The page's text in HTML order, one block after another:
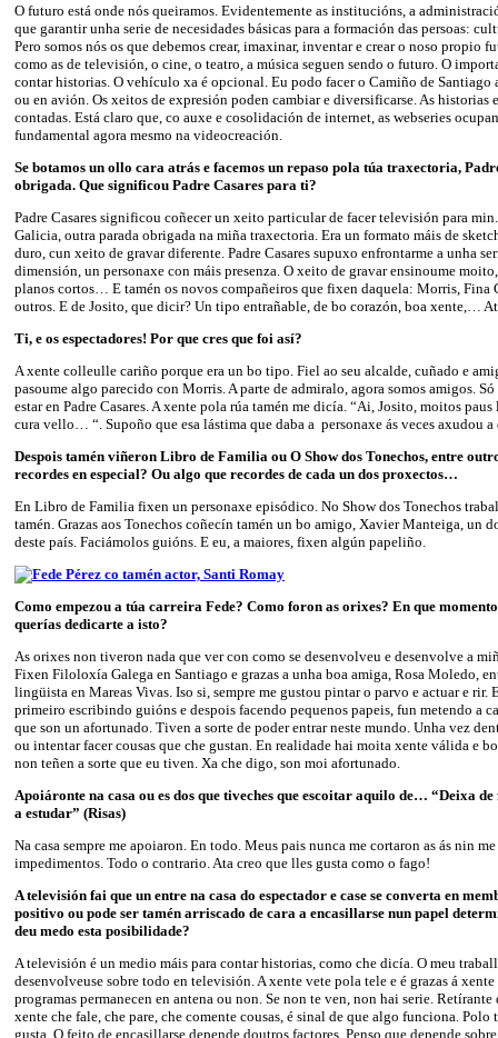
O futuro está onde nós queiramos. Evidentemente as institucións, a
que garantir unha serie de necesidades básicas para a formación das persoas:
Pero somos nós os que debemos crear, imaxinar, inventar e crear o noso propio
como as de televisión, o cine, o teatro, a música seguen sendo o futuro. O
contar historias. O vehículo xa é opcional. Eu podo facer o Camiño de Santiago
ou en avión. Os xeitos de expresión poden cambiar e diversificarse. As historias
contadas. Está claro que, co auxe e cosolidación de internet, as webseries
fundamental agora mesmo na videocreación.
Se botamos un ollo cara atrás e facemos un repaso pola túa traxectoria,
obrigada. Que significou Padre Casares para ti?
Padre Casares significou coñecer un xeito particular de facer televisión para
Galicia, outra parada obrigada na miña traxectoria. Era un formato máis de
duro, cun xeito de gravar diferente. Padre Casares supuxo enfrontarme a unha
dimensión, un personaxe con máis presenza. O xeito de gravar ensinoume
planos cortos… E tamén os novos compañeiros que fixen daquela: Morris, Fina
outros. E de Josito, que dicir? Un tipo entrañable, de bo corazón, boa xente,…
Ti, e os espectadores! Por que cres que foi así?
A xente colleulle cariño porque era un bo tipo. Fiel ao seu alcalde, cuñado e
pasoume algo parecido con Morris. A parte de admiralo, agora somos amigos.
estar en Padre Casares. A xente pola rúa tamén me dicía. “Ai, Josito, moitos
cura vello… “. Supoño que esa lástima que daba a personaxe ás veces axudou a
Despois tamén viñeron Libro de Familia ou O Show dos Tonechos, entre
recordes en especial? Ou algo que recordes de cada un dos proxectos…
En Libro de Familia fixen un personaxe episódico. No Show dos Tonechos
tamén. Grazas aos Tonechos coñecín tamén un bo amigo, Xavier Manteiga, un
deste país. Faciámolos guións. E eu, a maiores, fixen algún papeliño.
Como empezou a túa carreira Fede? Como foron as orixes? En que
querías dedicarte a isto?
As orixes non tiveron nada que ver con como se desenvolveu e desenvolve a
Fixen Filoloxía Galega en Santiago e grazas a unha boa amiga, Rosa Moledo,
lingüista en Mareas Vivas. Iso si, sempre me gustou pintar o parvo e actuar e rir.
primeiro escribindo guións e despois facendo pequenos papeis, fun metendo a
que son un afortunado. Tiven a sorte de poder entrar neste mundo. Unha vez
ou intentar facer cousas que che gustan. En realidade hai moita xente válida e
non teñen a sorte que eu tiven. Xa che digo, son moi afortunado.
Apoiáronte na casa ou es dos que tiveches que escoitar aquilo de… “Deixa
a estudar” (Risas)
Na casa sempre me apoiaron. En todo. Meus pais nunca me cortaron as ás nin
impedimentos. Todo o contrario. Ata creo que lles gusta como o fago!
A televisión fai que un entre na casa do espectador e case se converta en
positivo ou pode ser tamén arriscado de cara a encasillarse nun papel
deu medo esta posibilidade?
A televisión é un medio máis para contar historias, como che dicía. O meu
desenvolveuse sobre todo en televisión. A xente vete pola tele e é grazas á xente
programas permanecen en antena ou non. Se non te ven, non hai serie. Retírante
xente che fale, che pare, che comente cousas, é sinal de que algo funciona.
gusta. O feito de encasillarse depende doutros factores. Penso que depende